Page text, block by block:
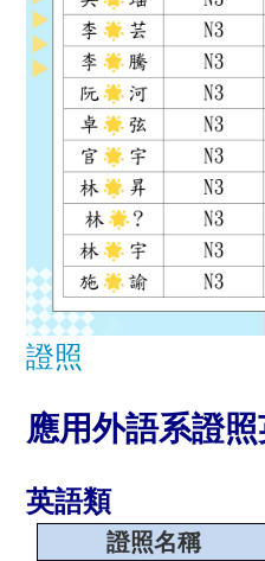
證照
應用外語系證
英語類
證照名稱